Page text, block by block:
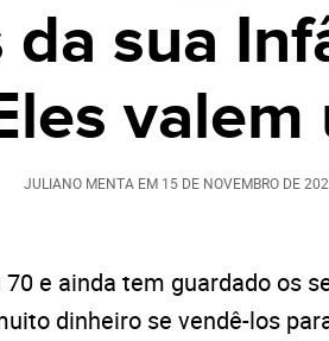
sua
JULIANO MENTA EM 15 DE NOVEMBRO DE
e ainda tem guardado os
dinheiro se vendê-los